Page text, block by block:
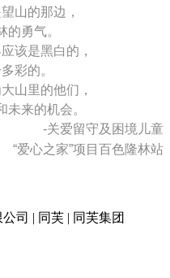
山的那边，
的勇气。
该是黑白的，
彩的。
山里的他们，
未来的机会。
-关爱留守及困境儿童
“爱心之家”项目百色隆林站